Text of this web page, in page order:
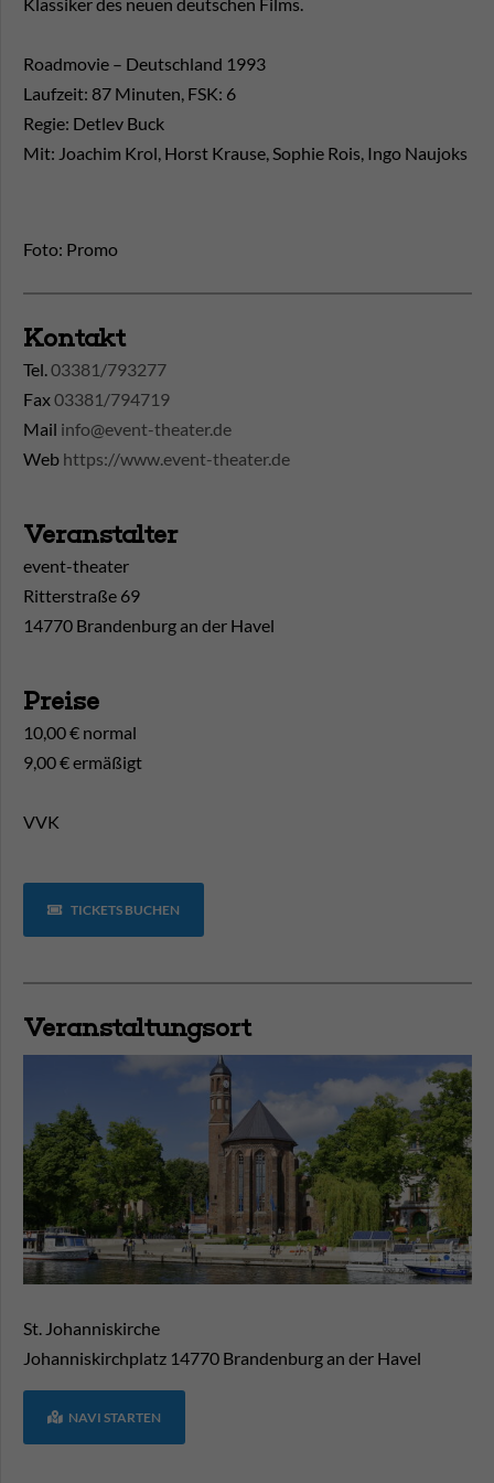
Klassiker des neuen deutschen Films.
Roadmovie – Deutschland 1993
Laufzeit: 87 Minuten, FSK: 6
Regie: Detlev Buck
Mit: Joachim Krol, Horst Krause, Sophie Rois, Ingo Naujoks
Foto: Promo
Kontakt
Tel.03381/793277
Fax03381/794719
Mail info@event-theater.de
Web https://www.event-theater.de
Veranstalter
event-theater
Ritterstraße 69
14770 Brandenburg an der Havel
Preise
10,00 € normal
9,00 € ermäßigt
VVK
TICKETS BUCHEN
Veranstaltungsort
St. Johanniskirche
Johanniskirchplatz 14770 Brandenburg an der Havel
NAVI STARTEN